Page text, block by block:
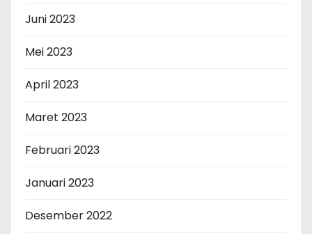
Juni 2023
Mei 2023
April 2023
Maret 2023
Februari 2023
Januari 2023
Desember 2022